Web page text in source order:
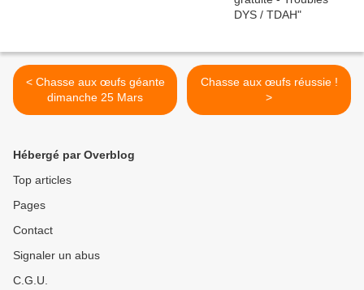
< Chasse aux œufs géante
dimanche 25 Mars
Chasse aux œufs réussie !
>
Hébergé par Overblog
Top articles
Pages
Contact
Signaler un abus
C.G.U.